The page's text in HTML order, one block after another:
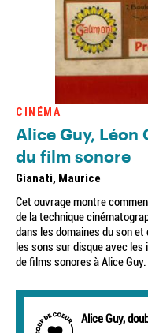
CINÉMA
Alice Guy, Léon
du film sonore
Gianati, Maurice
Cet ouvrage montre
de la technique
dans les domaines du son
les sons sur disque avec
de films sonores à Alice Guy.
Alice Guy,